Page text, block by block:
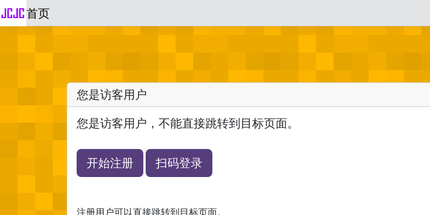
首页
您是访客用户
您是访客用户，不能直接跳转到目标页面。
开始注册 扫码登录
注册用户可以直接跳转到目标页面。